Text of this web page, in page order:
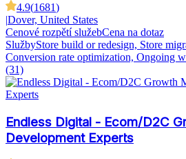
4.9(1681)
|Dover, United States
Cenové rozpětí služebCena na dotaz
SlužbyStore build or redesign, Store
Conversion rate optimization, Ongoing
(31)
Endless Digital - Ecom/D2C
Development Experts